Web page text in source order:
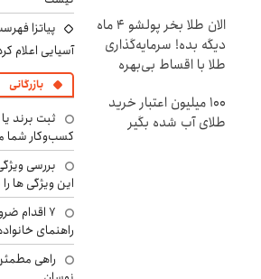
الان طلا بخر پولشو 4 ماه
دیگه بده! سرمایه‌گذاری
طلا با اقساط بی‌بهره
100 میلیون اعتبار خرید
طلای آب شده بگیر
پیاتزا
آسیایی اعلام
بازرگانی
ثبت برند
کسب‌وکار شما
بررسی
این ویژگی ها
۷ اقدام
راهنمای
راهی